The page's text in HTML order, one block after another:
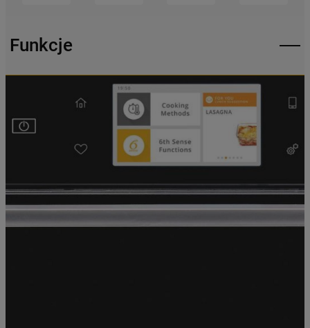
Funkcje
mogą Państwo samodzielnie zarządzać
swoimi preferencjami.
Kliknięcie przycisku
„TYLKO NIEZBĘDNE"
spowoduje zachowanie ustawień
domyślnych, co oznacza, że używane będą
wyłącznie techniczne pliki cookie,
niezbędne do działania strony.